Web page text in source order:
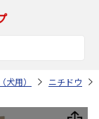
犬用） ニチドウ